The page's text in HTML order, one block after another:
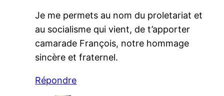
Je me permets au nom du proletariat et
au socialisme qui vient, de t’apporter
camarade François, notre hommage
sincère et fraternel.
Répondre